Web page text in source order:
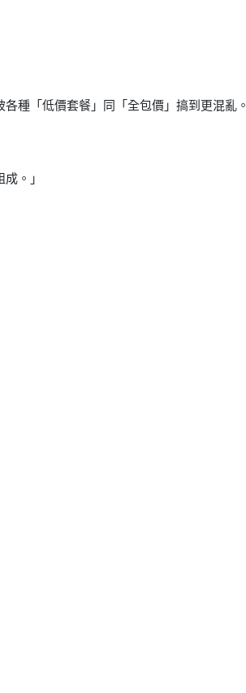
種「低價套餐」同「全包價」搞到更混亂。
。」